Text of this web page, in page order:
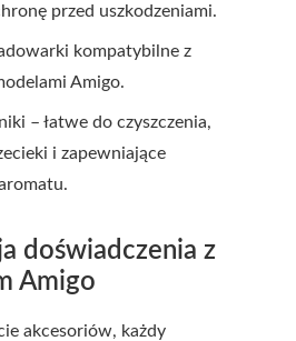
przed uszkodzeniami.
kompatybilne z
Amigo.
– łatwe do czyszczenia,
i zapewniające
doświadczenia z
Amigo
akcesoriów, każdy